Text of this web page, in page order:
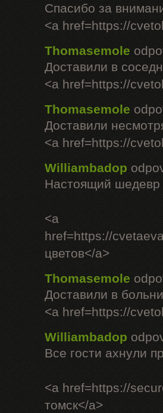
Спасибо за
<a href=https://
Thomasemole
Доставили в
<a href=https://
Thomasemole
Доставили
<a href=https://
Williambadop
Настоящий шедевр
<a
href=https://
цветов</a>
Thomasemole
Доставили в
<a href=https://
Williambadop
Все гости ахнули
<a href=https://
томск</a>